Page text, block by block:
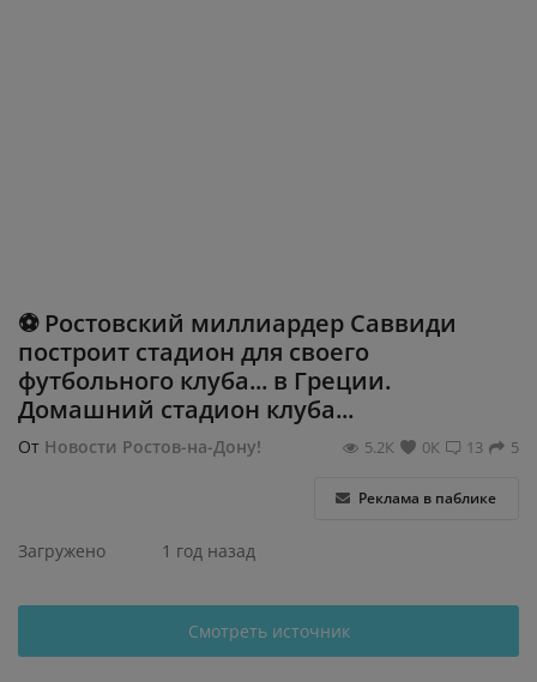
⚽️ Ростовский миллиардер Саввиди
построит стадион для своего
футбольного клуба... в Греции.
Домашний стадион клуба...
От Новости Ростов-на-Дону! 5
13
0К
5.2К
Реклама в паблике
Загружено 1 год назад
Смотреть источник